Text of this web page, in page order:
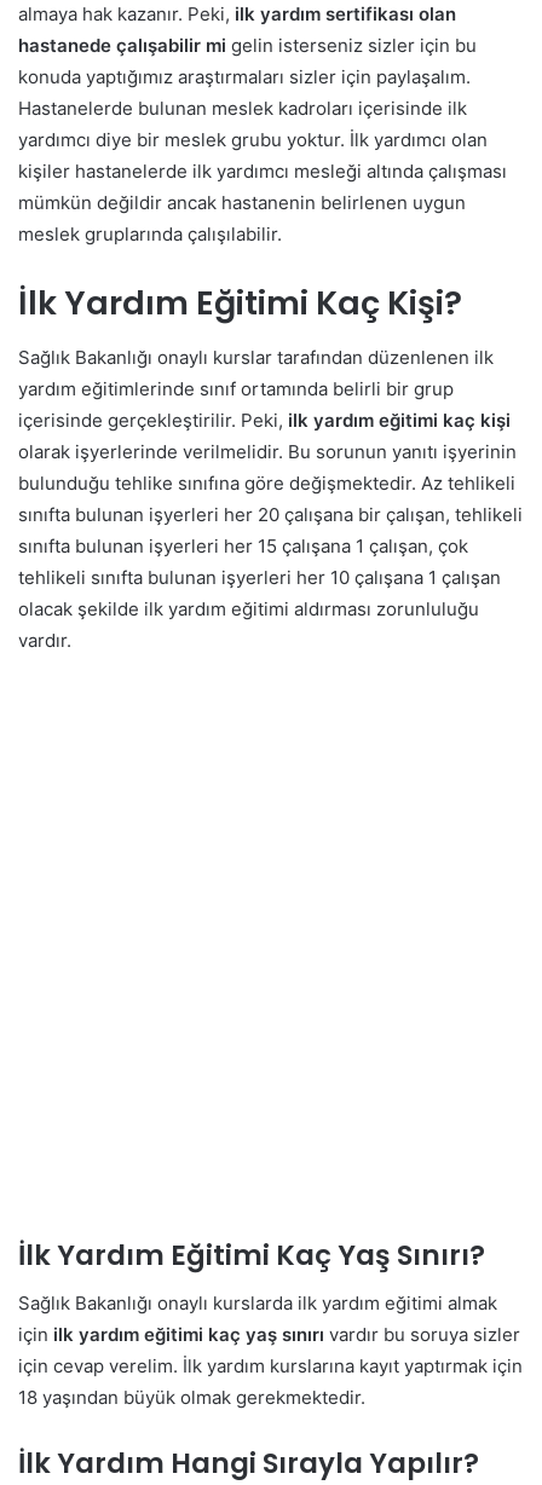
almaya hak kazanır. Peki, ilk yardım sertifikası olan
hastanede çalışabilir mi gelin isterseniz sizler için bu
konuda yaptığımız araştırmaları sizler için paylaşalım.
Hastanelerde bulunan meslek kadroları içerisinde ilk
yardımcı diye bir meslek grubu yoktur. İlk yardımcı olan
kişiler hastanelerde ilk yardımcı mesleği altında çalışması
mümkün değildir ancak hastanenin belirlenen uygun
meslek gruplarında çalışılabilir.
İlk Yardım Eğitimi Kaç Kişi?
Sağlık Bakanlığı onaylı kurslar tarafından düzenlenen ilk
yardım eğitimlerinde sınıf ortamında belirli bir grup
içerisinde gerçekleştirilir. Peki, ilk yardım eğitimi kaç kişi
olarak işyerlerinde verilmelidir. Bu sorunun yanıtı işyerinin
bulunduğu tehlike sınıfına göre değişmektedir. Az tehlikeli
sınıfta bulunan işyerleri her 20 çalışana bir çalışan, tehlikeli
sınıfta bulunan işyerleri her 15 çalışana 1 çalışan, çok
tehlikeli sınıfta bulunan işyerleri her 10 çalışana 1 çalışan
olacak şekilde ilk yardım eğitimi aldırması zorunluluğu
vardır.
İlk Yardım Eğitimi Kaç Yaş Sınırı?
Sağlık Bakanlığı onaylı kurslarda ilk yardım eğitimi almak
için ilk yardım eğitimi kaç yaş sınırı vardır bu soruya sizler
için cevap verelim. İlk yardım kurslarına kayıt yaptırmak için
18 yaşından büyük olmak gerekmektedir.
İlk Yardım Hangi Sırayla Yapılır?